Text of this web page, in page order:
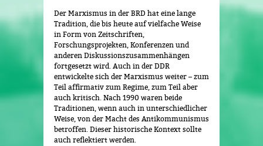
Der Marxismus in der BRD hat eine lange
Tradition, die bis heute auf vielfache Weise
in Form von Zeitschriften,
Forschungsprojekten, Konferenzen und
anderen Diskussionszusammenhängen
fortgesetzt wird. Auch in der DDR
entwickelte sich der Marxismus weiter – zum
Teil affirmativ zum Regime, zum Teil aber
auch kritisch. Nach 1990 waren beide
Traditionen, wenn auch in unterschiedlicher
Weise, von der Macht des Antikommunismus
betroffen. Dieser historische Kontext sollte
auch reflektiert werden.